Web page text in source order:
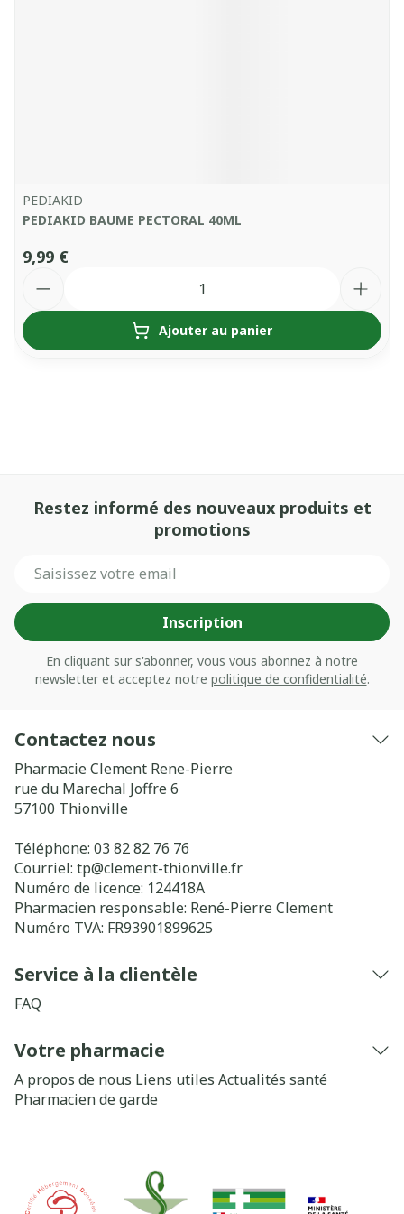
PEDIAKID
PEDIAKID BAUME PECTORAL 40ML
9,99 €
Ajouter au panier
Restez informé des nouveaux produits et
promotions
Inscription
En cliquant sur s'abonner, vous vous abonnez à notre
newsletter et acceptez notre politique de confidentialité.
Contactez nous
Pharmacie Clement Rene-Pierre
rue du Marechal Joffre 6
57100 Thionville
Téléphone: 03 82 82 76 76
Courriel: tp@clement-thionville.fr
Numéro de licence: 124418A
Pharmacien responsable: René-Pierre Clement
Numéro TVA: FR93901899625
Service à la clientèle
FAQ
Votre pharmacie
A propos de nous Liens utiles Actualités santé
Pharmacien de garde